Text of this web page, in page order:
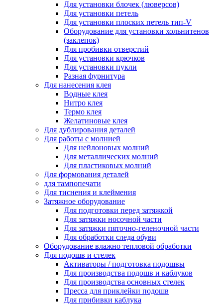
Для установки блочек (люверсов)
Для установки петель
Для установки плоских петель тип-V
Оборудование для установки хольнитенов
(заклепок)
Для пробивки отверстий
Для установки крючков
Для установки пукли
Разная фурнитура
Для нанесения клея
Водные клея
Нитро клея
Термо клея
Желатиновые клея
Для дублирования деталей
Для работы с молнией
Для нейлоновых молний
Для металлических молний
Для пластиковых молний
Для формования деталей
для тампопечати
Для тиснения и клеймения
Затяжное оборудование
Для подготовки перед затяжкой
Для затяжки носочной части
Для затяжки пяточно-геленочной части
Для обработки следа обуви
Оборудование влажно тепловой обработки
Для подошв и стелек
Активаторы / подготовка подошвы
Для производства подошв и каблуков
Для производства основных стелек
Пресса для приклейки подошв
Для прибивки каблука